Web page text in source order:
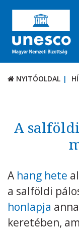
NYITÓOLDAL
TÉMÁK
KAPCSOLAT
NYITÓOLDAL
A
A hang hete
a salföldi
honlapja
keretében,